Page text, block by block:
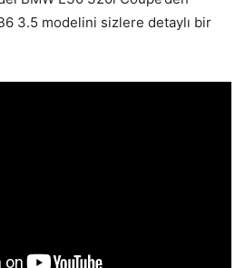
3.5 modelini sizlere detaylı bir